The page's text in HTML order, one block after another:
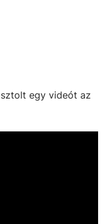
egy videót az